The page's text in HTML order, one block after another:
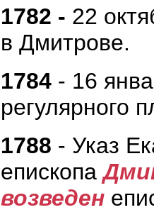
1782 - 22
в Дмитрове.
1784 - 16
регулярного
1788 - Указ
епископа
возведен